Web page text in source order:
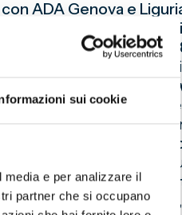
sui cookie
e per analizzare il
partner che si occupano
ADA Genova e
della
Italiana di calcio dal
Sampdoria; nonni,
avrà luogo a
Mare”, il più grande
da ADA, in
di “Un Secolo
sulla nascita allo
palloni, gli scarponcini
Totti, Baggio,